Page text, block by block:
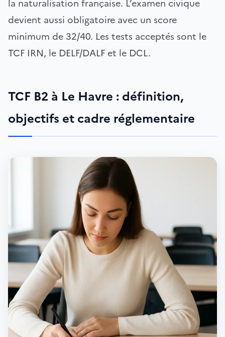
la naturalisation française. L’examen civique
devient aussi obligatoire avec un score
minimum de 32/40. Les tests acceptés sont le
TCF IRN, le DELF/DALF et le DCL.
TCF B2 à Le Havre : définition,
objectifs et cadre réglementaire